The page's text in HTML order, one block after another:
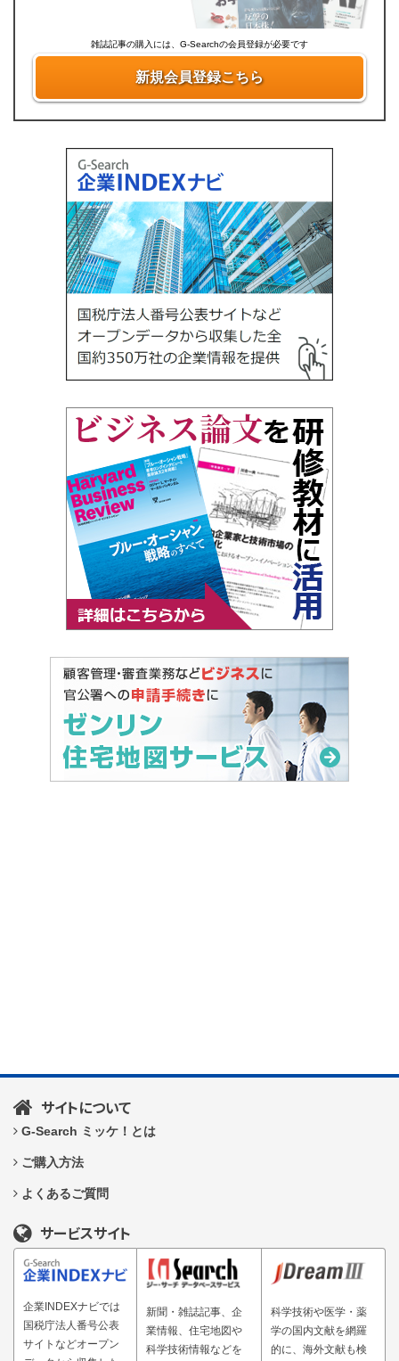
雑誌記事の購入には、G-Searchの会員登録が必要です
新規会員登録こちら
サイトについて
G-Search ミッケ！とは
ご購入方法
よくあるご質問
サービスサイト
企業INDEXナビでは
国税庁法人番号公表
サイトなどオープン
新聞・雑誌記事、企
業情報、住宅地図や
科学技術情報などを
科学技術や医学・薬
学の国内文献を網羅
的に、海外文献も検